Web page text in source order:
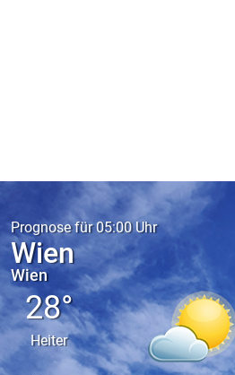
Prognose für 05:00 Uhr
Wien
Wien
28°
Heiter